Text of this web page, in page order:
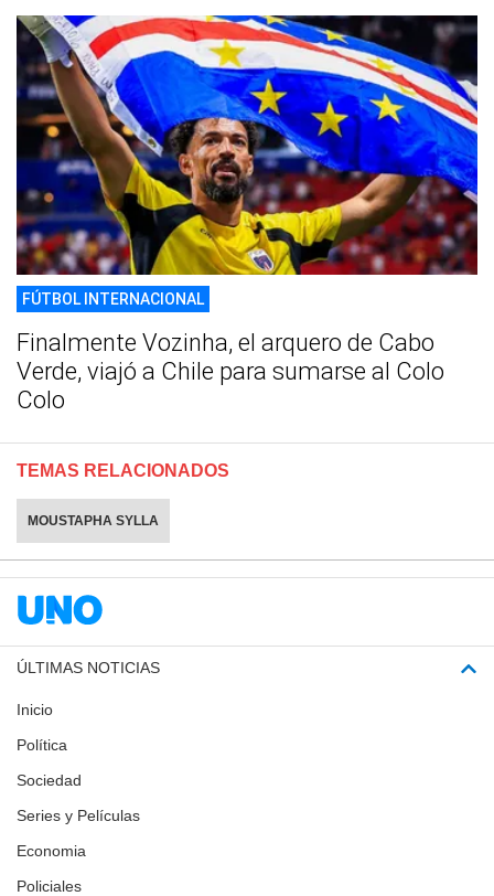
FÚTBOL INTERNACIONAL
Finalmente Vozinha, el arquero de Cabo
Verde, viajó a Chile para sumarse al Colo
Colo
TEMAS RELACIONADOS
MOUSTAPHA SYLLA
ÚLTIMAS NOTICIAS
Inicio
Política
Sociedad
Series y Películas
Economia
Policiales